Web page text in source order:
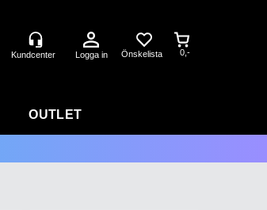
Logga in 0,-
OUTLET